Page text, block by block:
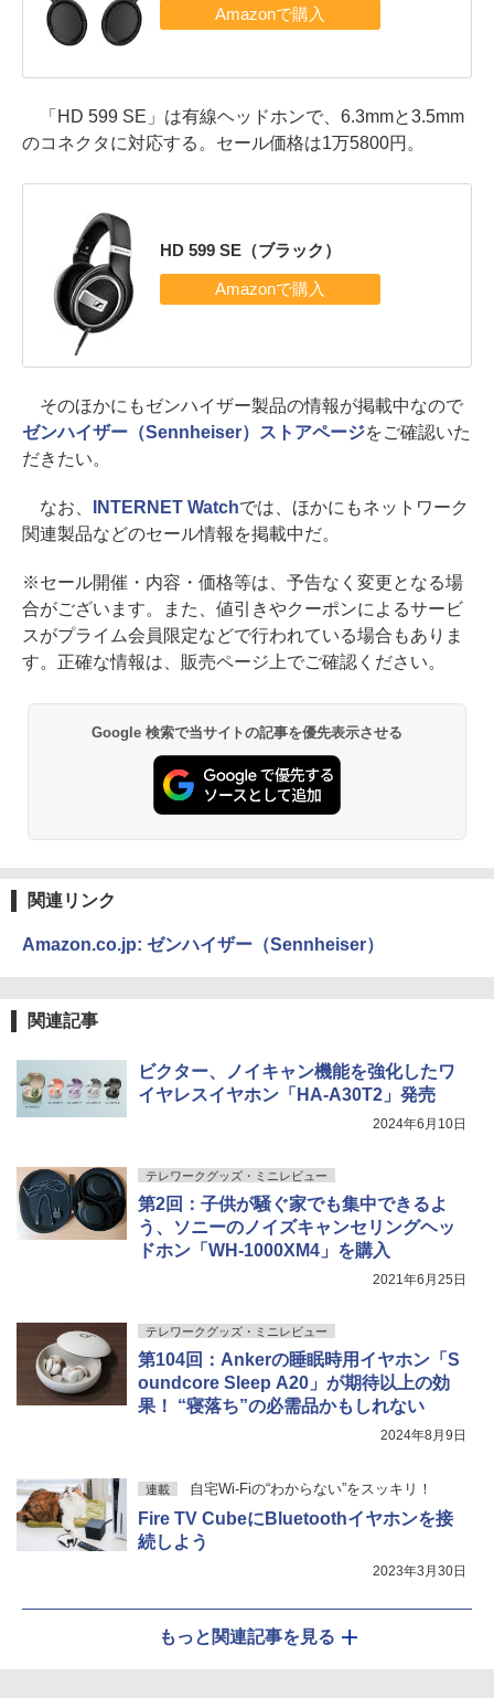
「HD 599 SE」は有線ヘッドホンで、6.3mmと3.5mm
のコネクタに対応する。セール価格は1万5800円。
HD 599 SE（ブラック）
そのほかにもゼンハイザー製品の情報が掲載中なので
ゼンハイザー（Sennheiser）ストアページをご確認いた
だきたい。
なお、 INTERNET Watchでは、ほかにもネットワーク
関連製品などのセール情報を掲載中だ。
※セール開催・内容・価格等は、予告なく変更となる場
合がございます。また、値引きやクーポンによるサービ
スがプライム会員限定などで行われている場合もありま
す。正確な情報は、販売ページ上でご確認ください。
Google 検索で当サイトの記事を優先表示させる
関連リンク
Amazon.co.jp: ゼンハイザー（Sennheiser）
関連記事
ビクター、ノイキャン機能を強化したワ
イヤレスイヤホン「HA-A30T2」発売
2024年6月10日
テレワークグッズ・ミニレビュー
第2回：子供が騒ぐ家でも集中できるよ
う、ソニーのノイズキャンセリングヘッ
ドホン「WH-1000XM4」を購入
2021年6月25日
テレワークグッズ・ミニレビュー
第104回：Ankerの睡眠時用イヤホン「S
oundcore Sleep A20」が期待以上の効
果！ “寝落ち”の必需品かもしれない
2024年8月9日
連載 自宅Wi-Fiの“わからない”をスッキリ！
Fire TV CubeにBluetoothイヤホンを接
続しよう
2023年3月30日
もっと関連記事を見る